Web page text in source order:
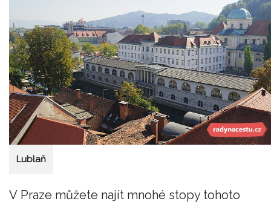
Lublaň
V Praze můžete najít mnohé stopy tohoto